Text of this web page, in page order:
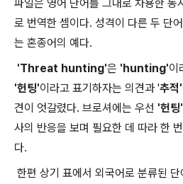
파일은 영어 단어를 그대로 차용한 동
로 번역한 셈이다. 성격이 다른 두 단
는 혼종어의 예다.
'Threat hunting'은 'hunting'이
'헌팅'이라고 표기하자는 의견과 '추적'
견이 엇갈렸다. 브로셔에는 우선 '헌팅'
사의 반응을 보며 필요한 데 따라 한
다.
한편 상기 표에서 외국어로 분류된